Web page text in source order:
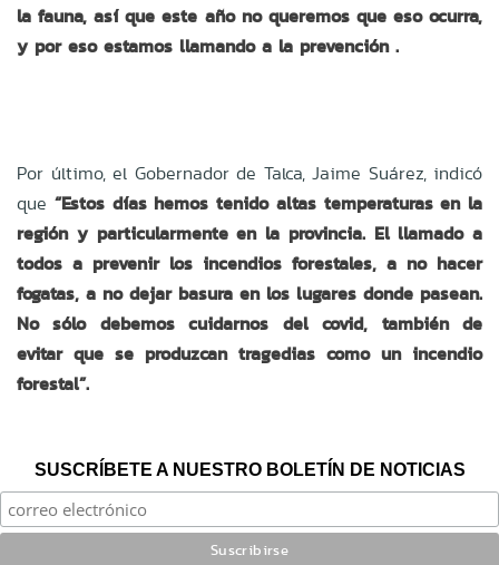
la fauna, así que este año no queremos que eso ocurra,
y por eso estamos llamando a la prevención .
Por último, el Gobernador de Talca, Jaime Suárez, indicó
que “Estos días hemos tenido altas temperaturas en la
región y particularmente en la provincia. El llamado a
todos a prevenir los incendios forestales, a no hacer
fogatas, a no dejar basura en los lugares donde pasean.
No sólo debemos cuidarnos del covid, también de
evitar que se produzcan tragedias como un incendio
forestal”.
SUSCRÍBETE A NUESTRO BOLETÍN DE NOTICIAS